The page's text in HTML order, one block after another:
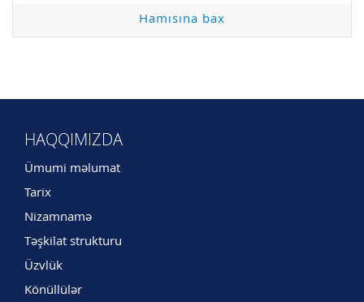
Hamısına bax
HAQQIMIZDA
Ümumi məlumat
Tarix
Nizamnamə
Təşkilat strukturu
Üzvlük
Könüllülər